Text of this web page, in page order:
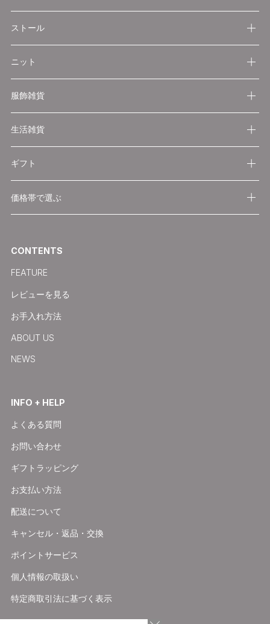
ストール
ニット
服飾雑貨
生活雑貨
ギフト
価格帯で選ぶ
CONTENTS
FEATURE
レビューを見る
お手入れ方法
ABOUT US
NEWS
INFO + HELP
よくある質問
お問い合わせ
ギフトラッピング
お支払い方法
配送について
キャンセル・返品・交換
ポイントサービス
個人情報の取扱い
特定商取引法に基づく表示